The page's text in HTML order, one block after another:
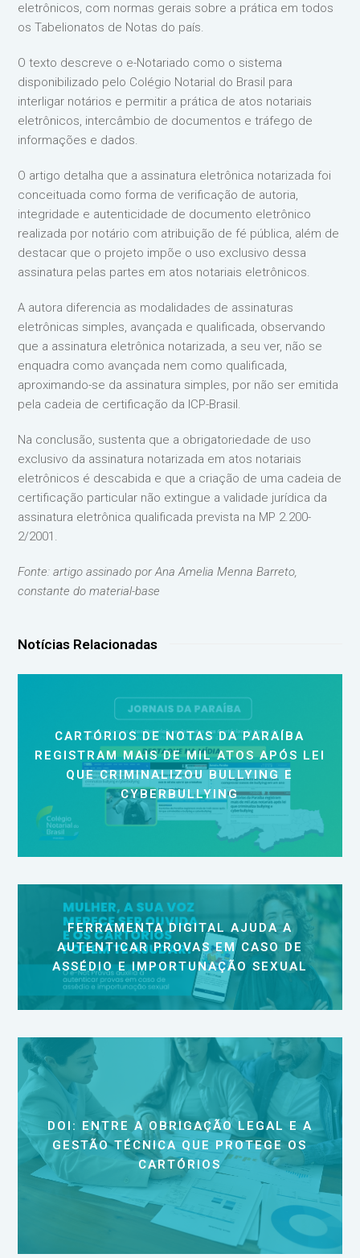
eletrônicos, com normas gerais sobre a prática em todos
os Tabelionatos de Notas do país.
O texto descreve o e-Notariado como o sistema
disponibilizado pelo Colégio Notarial do Brasil para
interligar notários e permitir a prática de atos notariais
eletrônicos, intercâmbio de documentos e tráfego de
informações e dados.
O artigo detalha que a assinatura eletrônica notarizada foi
conceituada como forma de verificação de autoria,
integridade e autenticidade de documento eletrônico
realizada por notário com atribuição de fé pública, além de
destacar que o projeto impõe o uso exclusivo dessa
assinatura pelas partes em atos notariais eletrônicos.
A autora diferencia as modalidades de assinaturas
eletrônicas simples, avançada e qualificada, observando
que a assinatura eletrônica notarizada, a seu ver, não se
enquadra como avançada nem como qualificada,
aproximando-se da assinatura simples, por não ser emitida
pela cadeia de certificação da ICP-Brasil.
Na conclusão, sustenta que a obrigatoriedade de uso
exclusivo da assinatura notarizada em atos notariais
eletrônicos é descabida e que a criação de uma cadeia de
certificação particular não extingue a validade jurídica da
assinatura eletrônica qualificada prevista na MP 2.200-
2/2001.
Fonte: artigo assinado por Ana Amelia Menna Barreto,
constante do material-base
Notícias Relacionadas
CARTÓRIOS DE NOTAS DA PARAÍBA
REGISTRAM MAIS DE MIL ATOS APÓS LEI
QUE CRIMINALIZOU BULLYING E
CYBERBULLYING
FERRAMENTA DIGITAL AJUDA A
AUTENTICAR PROVAS EM CASO DE
ASSÉDIO E IMPORTUNAÇÃO SEXUAL
DOI: ENTRE A OBRIGAÇÃO LEGAL E A
GESTÃO TÉCNICA QUE PROTEGE OS
CARTÓRIOS